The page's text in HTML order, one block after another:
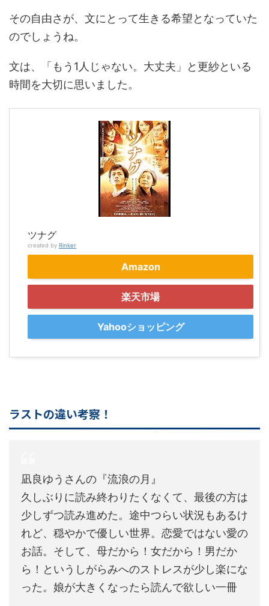
その自由さが、文にとって生きる希望となっていた
のでしょうね。
文は、「もう1人じゃない。大丈夫」と更紗といる
時間を大切に思いました。
ツナグ
created by Rinker
Amazon
楽天市場
Yahooショッピング
ラストの違い考察！
凪良ゆうさんの『流浪の月』
久しぶりに読み終わりたくなくて、最後の方は
少しずつ読み進めた。途中つらい状況もあるけ
れど、穏やかで優しい世界。恋愛ではない愛の
お話。そして、母だから！女だから！男だか
ら！というしがらみへのストレスが少し楽にな
った。娘が大きくなったら読んで欲しい一冊